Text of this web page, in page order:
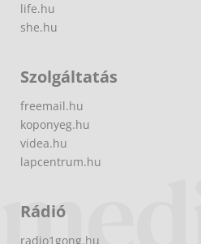
life.hu
she.hu
Szolgáltatás
freemail.hu
koponyeg.hu
videa.hu
lapcentrum.hu
Rádió
radio1gong.hu